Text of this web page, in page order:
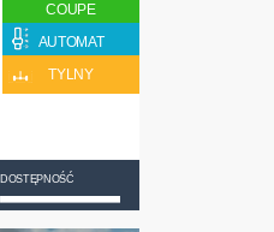
COUPE
AUTOMAT
TYLNY
DOSTĘPNOŚĆ